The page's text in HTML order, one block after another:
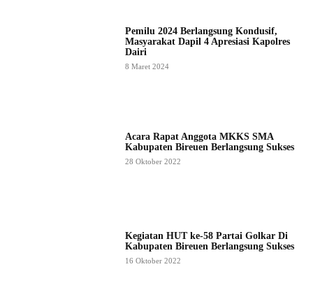
Pemilu 2024 Berlangsung Kondusif,
Masyarakat Dapil 4 Apresiasi Kapolres
Dairi
8 Maret 2024
Acara Rapat Anggota MKKS SMA
Kabupaten Bireuen Berlangsung Sukses
28 Oktober 2022
Kegiatan HUT ke-58 Partai Golkar Di
Kabupaten Bireuen Berlangsung Sukses
16 Oktober 2022